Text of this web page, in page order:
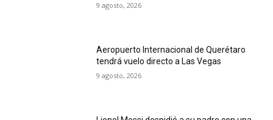
9 agosto, 2026
Aeropuerto Internacional de Querétaro
tendrá vuelo directo a Las Vegas
9 agosto, 2026